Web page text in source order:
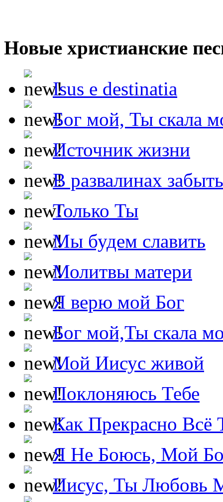
Новые христианские
Isus e destinatia
Бог мой, Ты скала
Источник жизни
В развалинах
Только Ты
Мы будем славить
Молитвы матери
Я верю мой Бог
Бог мой,Ты скала
Мой Иисус живой
Поклоняюсь Тебе
Как Прекрасно Всё
Я Не Боюсь, Мой
Иисус, Ты Любовь